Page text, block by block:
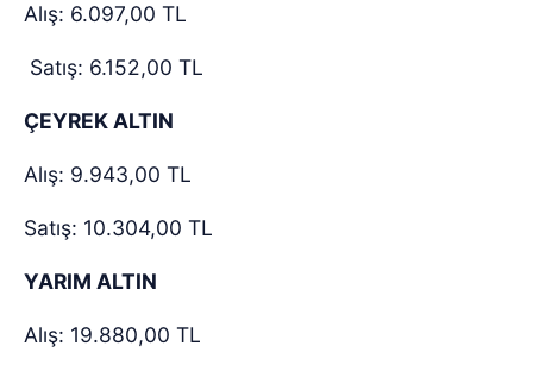
Alış: 6.097,00 TL
Satış: 6.152,00 TL
ÇEYREK ALTIN
Alış: 9.943,00 TL
Satış: 10.304,00 TL
YARIM ALTIN
Alış: 19.880,00 TL